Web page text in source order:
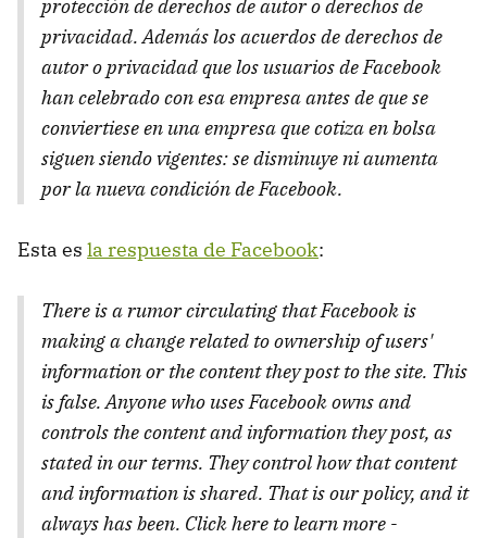
protección de derechos de autor o derechos de
privacidad. Además los acuerdos de derechos de
autor o privacidad que los usuarios de Facebook
han celebrado con esa empresa antes de que se
conviertiese en una empresa que cotiza en bolsa
siguen siendo vigentes: se disminuye ni aumenta
por la nueva condición de Facebook.
Esta es la respuesta de Facebook:
There is a rumor circulating that Facebook is
making a change related to ownership of users'
information or the content they post to the site. This
is false. Anyone who uses Facebook owns and
controls the content and information they post, as
stated in our terms. They control how that content
and information is shared. That is our policy, and it
always has been. Click here to learn more -